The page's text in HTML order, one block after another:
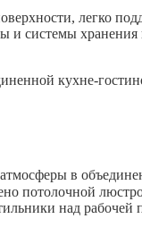
легко
системы
кухне-
в
потолочной
над